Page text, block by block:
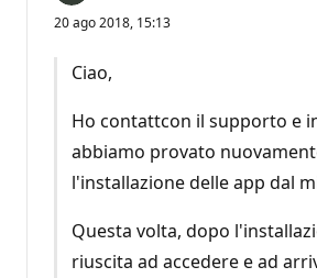
20 ago 2018, 15:13
Ciao,
Ho contattcon il supporto e
abbiamo provato
l'installazione delle app dal
Questa volta, dopo
riuscita ad accedere e ad